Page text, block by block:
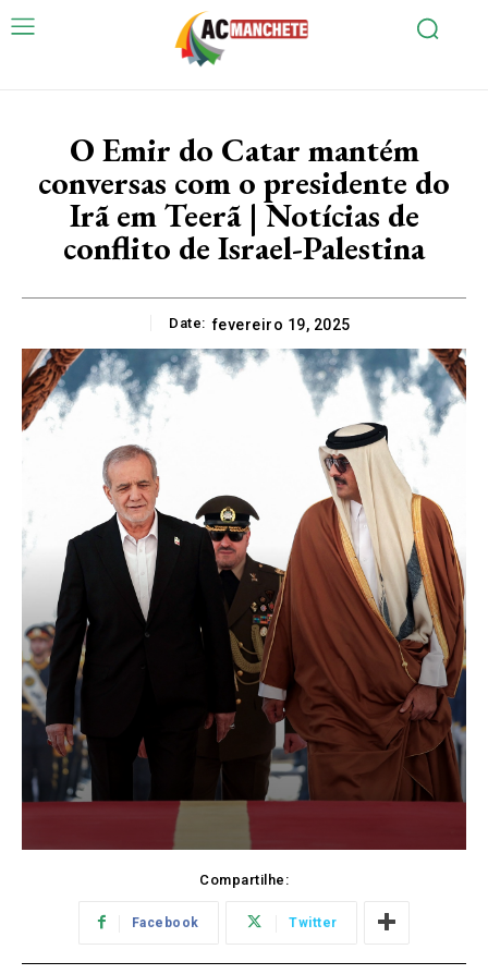
O Emir do Catar mantém
conversas com o presidente do
Irã em Teerã | Notícias de
conflito de Israel-Palestina
Date: fevereiro 19, 2025
Compartilhe:
Facebook Twitter